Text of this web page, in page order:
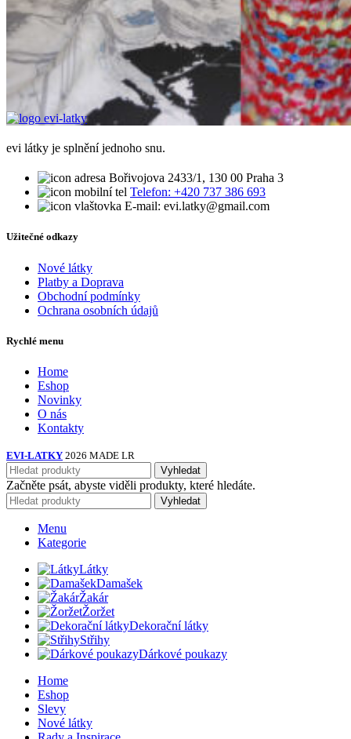
evi látky je splnění jednoho snu.
Bořivojova 2433/1, 130 00 Praha 3
Telefon: +420 737 386 693
E-mail: evi.latky@gmail.com
Užitečné odkazy
Nové látky
Platby a Doprava
Obchodní podmínky
Ochrana osobních údajů
Rychlé menu
Home
Eshop
Novinky
O nás
Kontakty
EVI-LATKY 2026 MADE LR
Vyhledat
Začněte psát, abyste viděli produkty, které hledáte.
Vyhledat
Menu
Kategorie
Látky
Damašek
Žakár
Žoržet
Dekorační látky
Střihy
Dárkové poukazy
Home
Eshop
Slevy
Nové látky